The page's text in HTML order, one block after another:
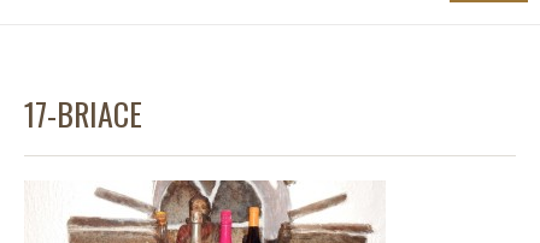
17-BRIACE